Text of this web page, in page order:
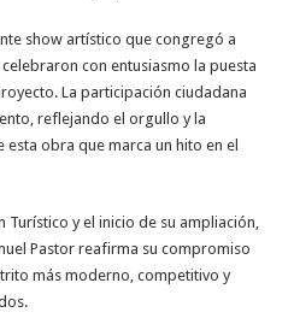
show artístico que congregó a
con entusiasmo la puesta
La participación ciudadana
reflejando el orgullo y la
obra que marca un hito en el
Turístico y el inicio de su ampliación,
Pastor reafirma su compromiso
más moderno, competitivo y